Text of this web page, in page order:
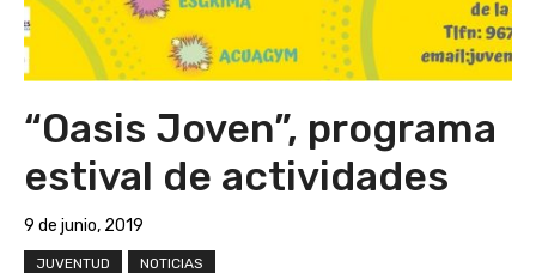
“Oasis Joven”, programa
estival de actividades
9 de junio, 2019
JUVENTUD NOTICIAS